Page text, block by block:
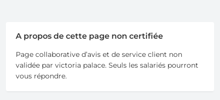
A propos de cette page non certifiée
Page collaborative d’avis et de service client non
validée par victoria palace. Seuls les salariés pourront
vous répondre.